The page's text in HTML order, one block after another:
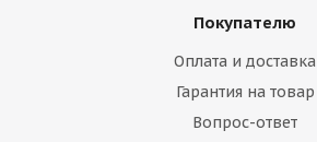
Покупателю
Оплата и доставка
Гарантия на товар
Вопрос-ответ